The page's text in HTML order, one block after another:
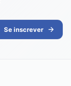
Se inscrever